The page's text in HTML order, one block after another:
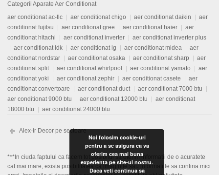
Categorii Aparate Aer Conditionat
aer conditionat ac-tlc
aer conditionat chigo aer conditionat daikin
aer
conditionat fujitsu
aer conditionat gree aer conditionat haier
aer
conditionat hitachi
aer conditionat inverter
aer conditionat inverter plus
aer conditionat ldk
aer conditionat lg aer conditionat midea
aer
conditionat nordstar
aer conditionat osaka aer conditionat sharp
aer
conditionat split
aer conditionat whirlpool aer conditionat yamato
aer
conditionat yoki
aer conditionat zephir aer conditionat casete
aer
conditionat convertoare
aer conditionat duct
aer conditionat 7000 btu
aer conditionat 9000 btu
aer conditionat 12000 btu
aer conditionat
18000 btu
aer conditionat 24000 btu
Alex-ir Decor pe sectoare
***In ciuda faptului ca facem tot posibilul sa oferim informatii de o acuratete
cat mai mare, exista posibilitatea ca imaginile sau informatiile sa contina mici
Noi folosim cookie-uri
pentru a se asigura ca va
oferim cea mai buna
experienta pe site-ul nostru.
Daca veti continua sa